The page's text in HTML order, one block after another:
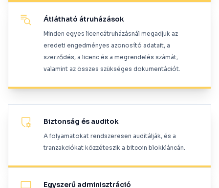
Átlátható átruházások
Minden egyes licencátruházásnál megadjuk az
eredeti engedményes azonosító adatait, a
szerződés, a licenc és a megrendelés számát,
valamint az összes szükséges dokumentációt.
Biztonság és auditok
A folyamatokat rendszeresen auditálják, és a
tranzakciókat közzéteszik a bitcoin blokkláncán.
Egyszerű adminisztráció